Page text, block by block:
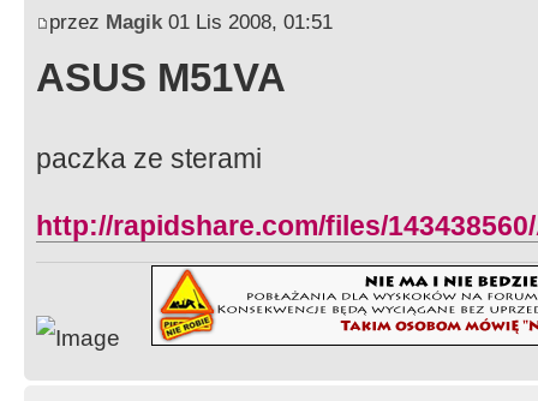
System dźwiękowy Obsługiwany
Obsługiwane standardy dźwięku :
Głośniki : wbudowane głośniki
Producent : Toshiba Bass Enhanced
Klawiatura Liczba klawiszy : 87
Liczba klawiszy systemu Windows :
Urządzenie wskazujące Typ :
przez Magik 01 Lis 2008, 01:51
ASUS M51VA
paczka ze sterami
http://rapidshare.com/files/